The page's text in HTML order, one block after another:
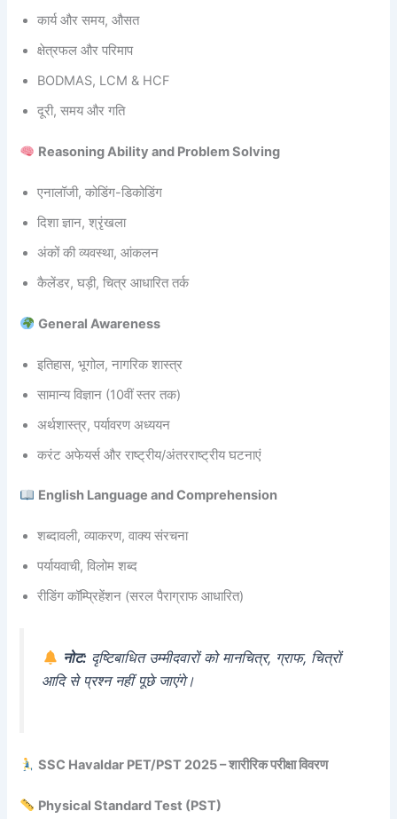
कार्य और समय, औसत
क्षेत्रफल और परिमाप
BODMAS, LCM & HCF
दूरी, समय और गति
Reasoning Ability and Problem Solving
एनालॉजी, कोडिंग-डिकोडिंग
दिशा ज्ञान, श्रृंखला
अंकों की व्यवस्था, आंकलन
कैलेंडर, घड़ी, चित्र आधारित तर्क
General Awareness
इतिहास, भूगोल, नागरिक शास्त्र
सामान्य विज्ञान (10वीं स्तर तक)
अर्थशास्त्र, पर्यावरण अध्ययन
करंट अफेयर्स और राष्ट्रीय/अंतरराष्ट्रीय घटनाएं
English Language and Comprehension
शब्दावली, व्याकरण, वाक्य संरचना
पर्यायवाची, विलोम शब्द
रीडिंग कॉम्प्रिहेंशन (सरल पैराग्राफ आधारित)
नोट:दृष्टिबाधित उम्मीदवारों को मानचित्र, ग्राफ, चित्रों
आदि से प्रश्न नहीं पूछे जाएंगे।
SSC Havaldar PET/PST 2025 – शारीरिक परीक्षा विवरण
Physical Standard Test (PST)